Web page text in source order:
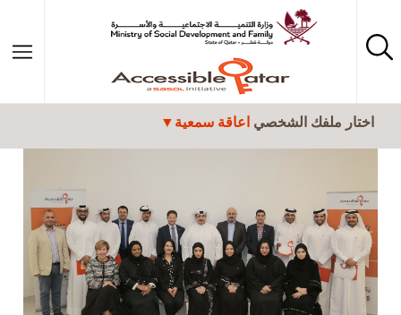
تجاوز إلى المحتوى الرئيسي
اختار ملفك الشخصي اعاقة سمعية